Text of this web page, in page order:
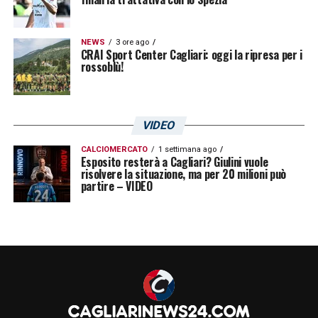
Cellino.
LA PLAYLIST DELLE NOSTRE TOP NEWS
NEWS 3 ore ago
CRAI Sport Center Cagliari: oggi la ripresa per i
rossoblù!
VIDEO
CALCIOMERCATO 1 settimana ago
Esposito resterà a Cagliari? Giulini vuole
risolvere la situazione, ma per 20 milioni può
partire – VIDEO